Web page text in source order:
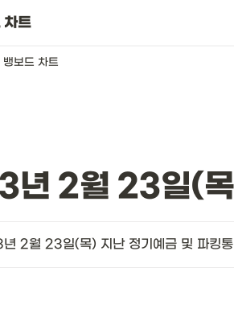
차트
보드 차트
는요?
2월 23일(목
2월 23일(목) 지난 정기예금 및 파킹통